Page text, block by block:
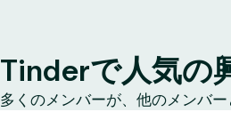
Tinderで人気の
多くのメンバーが、他のメンバ